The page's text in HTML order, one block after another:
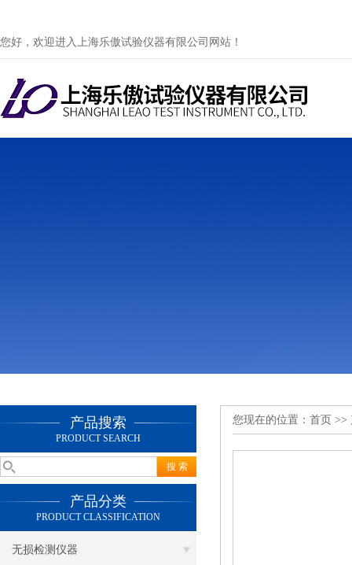
您好，欢迎进入上海乐傲试验仪器有限公司网站！
产品搜索
PRODUCT SEARCH
产品分类
PRODUCT CLASSIFICATION
无损检测仪器
您现在的位置： 首页 >>